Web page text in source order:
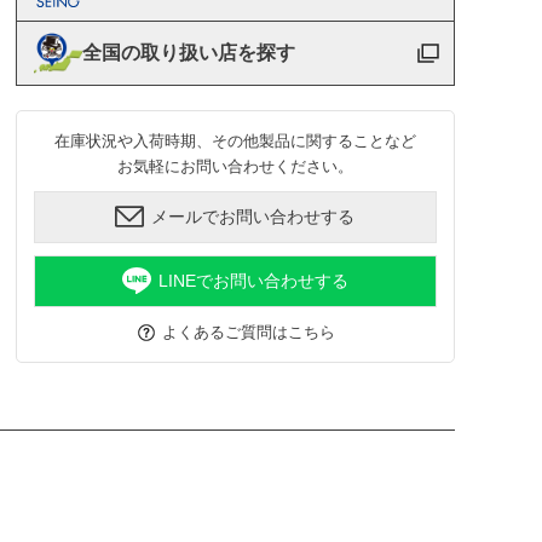
全国の取り扱い店を探す
在庫状況や入荷時期、その他製品に関することなど
お気軽にお問い合わせください。
メールでお問い合わせする
LINEでお問い合わせする
よくあるご質問はこちら